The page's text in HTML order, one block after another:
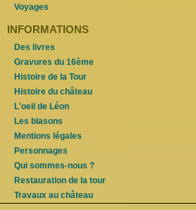
Voyages
INFORMATIONS
Des livres
Gravures du 16ème
Histoire de la Tour
Histoire du château
L'oeil de Léon
Les blasons
Mentions légales
Personnages
Qui sommes-nous ?
Restauration de la tour
Travaux au château